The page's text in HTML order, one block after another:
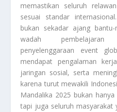
memastikan seluruh
sesuai standar
bukan sekadar ajang
wadah
penyelenggaraan event
mendapat pengalaman
jaringan sosial, serta
karena turut mewakili
Mandalika 2025 bukan
tapi juga seluruh masyarakat